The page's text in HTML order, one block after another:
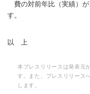
費の対前年比（実績）が
す。
以 上
本プレスリリースは発表元
す。また、プレスリリース
します。